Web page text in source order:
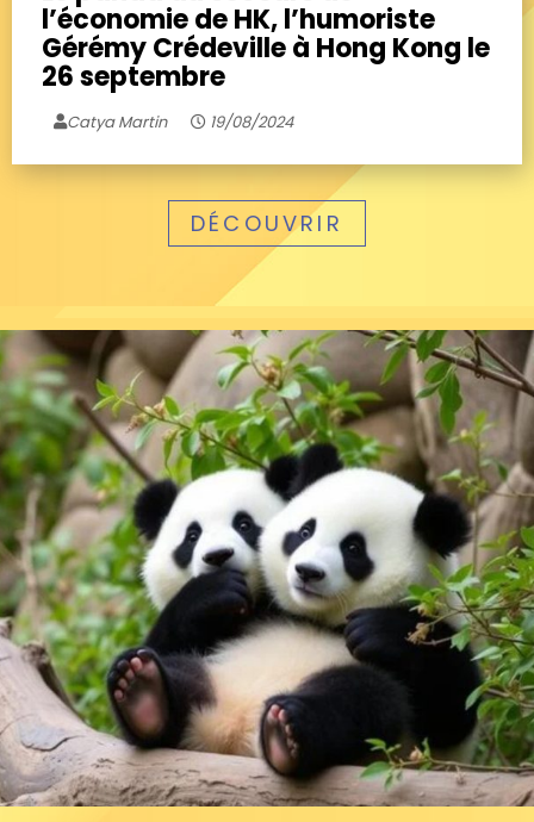
l’économie de HK, l’humoriste
Gérémy Crédeville à Hong Kong le
26 septembre
Catya Martin 19/08/2024
DÉCOUVRIR